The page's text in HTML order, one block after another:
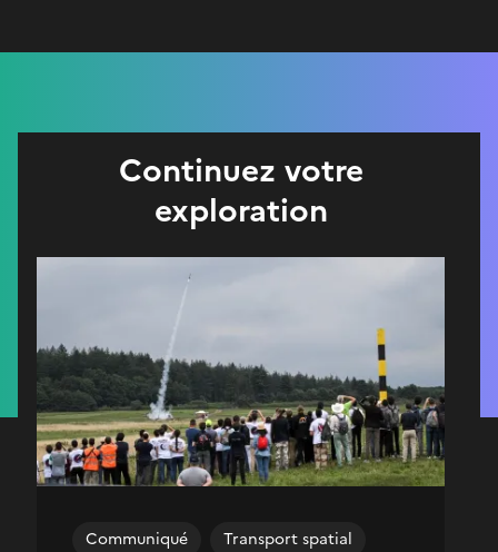
Continuez votre
exploration
Communiqué Transport spatial